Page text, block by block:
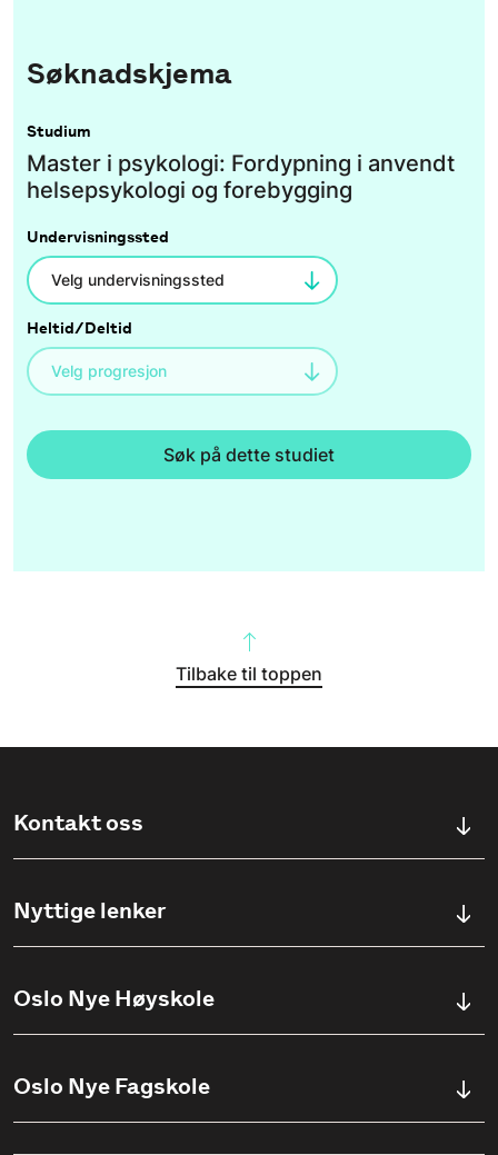
Søknadskjema
Studium
Master i psykologi: Fordypning i anvendt
helsepsykologi og forebygging
Undervisningssted
Heltid/Deltid
Søk på dette studiet
Tilbake til toppen
Kontakt oss
Ullevålsveien 76, 0454 OSLO
(+47) 23 23 38 20
Nyttige lenker
Søknadsinfo
Pensumlister
Oslo Nye Høyskole
Institutter
Oslo Nye Fagskole